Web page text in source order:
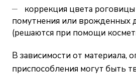
коррекция цвета
помутнения или врожденных
(решаются при помощи
В зависимости от материала,
приспособления могут быть